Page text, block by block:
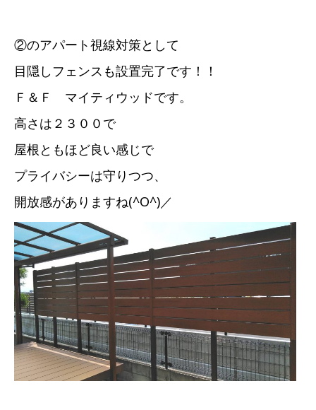
②のアパート視線対策として
目隠しフェンスも設置完了です！！
Ｆ＆Ｆ マイティウッドです。
高さは２３００で
屋根ともほど良い感じで
プライバシーは守りつつ、
開放感がありますね(^O^)／